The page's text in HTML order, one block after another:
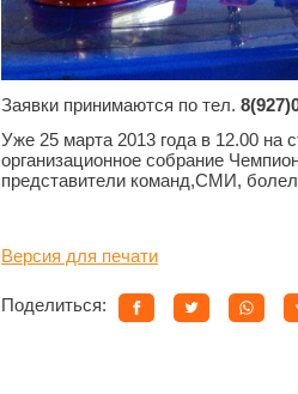
Заявки принимаются по тел.
Уже 25 марта 2013 года в 12.00 на
организационное собрание
представители команд,СМИ,
Версия для печати
Поделиться: